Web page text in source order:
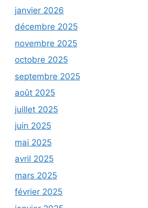
janvier 2026
décembre 2025
novembre 2025
octobre 2025
septembre 2025
août 2025
juillet 2025
juin 2025
mai 2025
avril 2025
mars 2025
février 2025